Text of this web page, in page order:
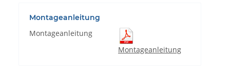
Montageanleitung
Montageanleitung
Montageanleitung